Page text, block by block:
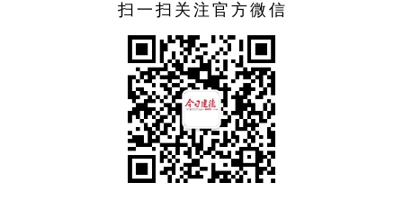
扫一扫关注官方微信